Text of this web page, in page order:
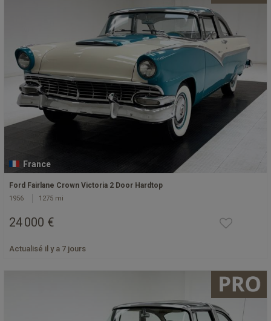
France
Ford Fairlane Crown Victoria 2 Door Hardtop
1956 1275 mi
24 000 €
Actualisé il y a 7 jours